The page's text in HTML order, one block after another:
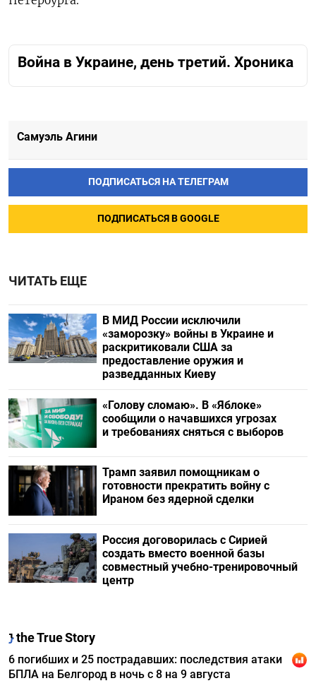
Война в Украине, день третий. Хроника
Самуэль Агини
ПОДПИСАТЬСЯ НА ТЕЛЕГРАМ
ПОДПИСАТЬСЯ В GOOGLE
ЧИТАТЬ ЕЩЕ
В МИД России исключили
«заморозку» войны в Украине и
раскритиковали США за
предоставление оружия и
разведданных Киеву
«Голову сломаю». В «Яблоке»
сообщили о начавшихся угрозах
и требованиях сняться с выборов
Трамп заявил помощникам о
готовности прекратить войну с
Ираном без ядерной сделки
Россия договорилась с Сирией
создать вместо военной базы
совместный учебно-тренировочный
центр